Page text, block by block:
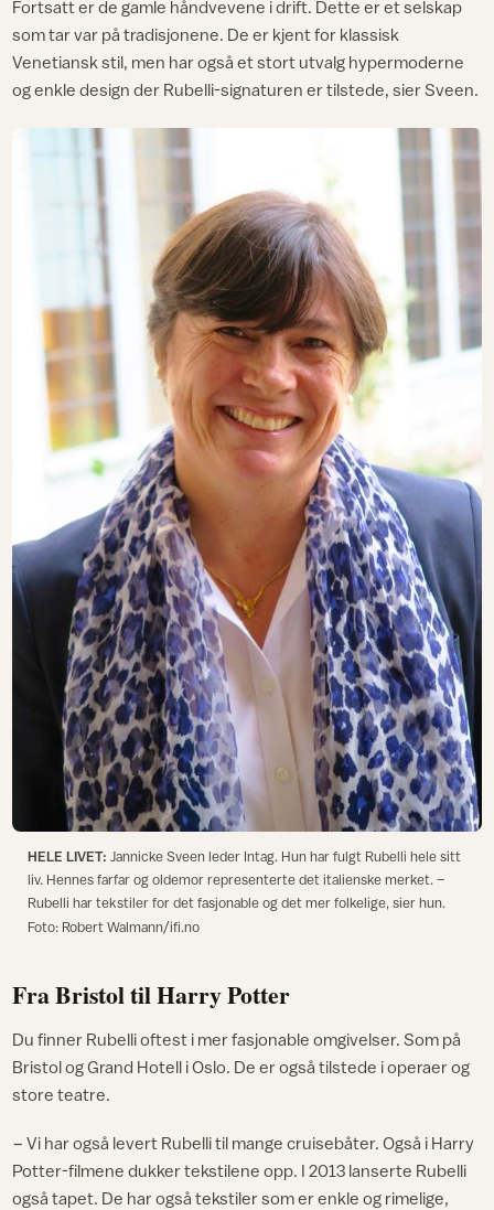
Fortsatt er de gamle håndvevene i drift. Dette er et selskap
som tar var på tradisjonene. De er kjent for klassisk
Venetiansk stil, men har også et stort utvalg hypermoderne
og enkle design der Rubelli-signaturen er tilstede, sier Sveen.
HELE LIVET: Jannicke Sveen leder Intag. Hun har fulgt Rubelli hele sitt
liv. Hennes farfar og oldemor representerte det italienske merket. –
Rubelli har tekstiler for det fasjonable og det mer folkelige, sier hun.
Foto: Robert Walmann/ifi.no
Fra Bristol til Harry Potter
Du finner Rubelli oftest i mer fasjonable omgivelser. Som på
Bristol og Grand Hotell i Oslo. De er også tilstede i operaer og
store teatre.
− Vi har også levert Rubelli til mange cruisebåter. Også i Harry
Potter-filmene dukker tekstilene opp. I 2013 lanserte Rubelli
også tapet. De har også tekstiler som er enkle og rimelige,